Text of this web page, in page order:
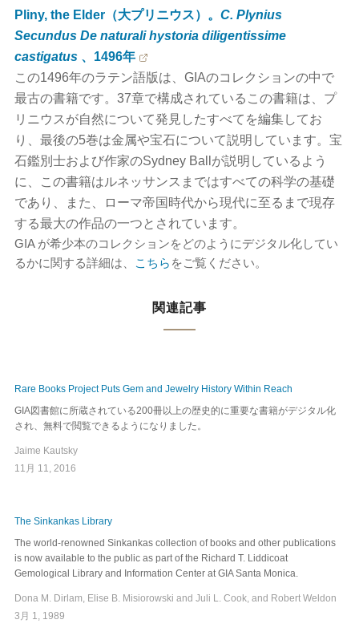
Pliny, the Elder（大プリニウス）。 C. Plynius
Secundus De naturali hystoria diligentissime
castigatus 、1496年
この1496年のラテン語版は、GIAのコレクションの中で
最古の書籍です。37章で構成されているこの書籍は、プ
リニウスが自然について発見したすべてを編集してお
り、最後の5巻は金属や宝石について説明しています。宝
石鑑別士および作家のSydney Ballが説明しているよう
に、この書籍はルネッサンスまではすべての科学の基礎
であり、また、ローマ帝国時代から現代に至るまで現存
する最大の作品の一つとされています。
GIA が希少本のコレクションをどのようにデジタル化してい
るかに関する詳細は、
こちら をご覧ください。
関連記事
Rare Books Project Puts Gem and Jewelry History Within Reach
GIA図書館に所蔵されている200冊以上の歴史的に重要な書籍がデジタル化
され、無料で閲覧できるようになりました。
Jaime Kautsky
11月 11, 2016
The Sinkankas Library
The world-renowned Sinkankas collection of books and other publications
is now available to the public as part of the Richard T. Liddicoat
Gemological Library and Information Center at GIA Santa Monica.
Dona M. Dirlam, Elise B. Misiorowski and Juli L. Cook, and Robert Weldon
3月 1, 1989